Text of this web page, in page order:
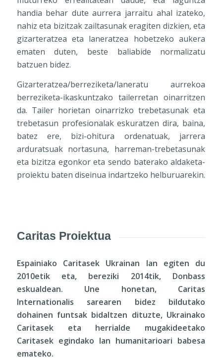
handia behar dute aurrera jarraitu ahal izateko,
nahiz eta bizitzak zailtasunak eragiten dizkien, eta
gizarteratzea eta laneratzea hobetzeko aukera
ematen duten, beste baliabide normalizatu
batzuen bidez.
Gizarteratzea/berreziketa/laneratu aurrekoa
berreziketa-ikaskuntzako tailerretan oinarritzen
da. Tailer horietan oinarrizko trebetasunak eta
trebetasun profesionalak eskuratzen dira, baina,
batez ere, bizi-ohitura ordenatuak, jarrera
arduratsuak nortasuna, harreman-trebetasunak
eta bizitza egonkor eta sendo baterako aldaketa-
proiektu baten diseinua indartzeko helburuarekin.
Caritas Proiektua
Espainiako Caritasek Ukrainan lan egiten du
2010etik eta, bereziki 2014tik, Donbass
eskualdean. Une honetan, Caritas
Internationalis sarearen bidez bildutako
dohainen funtsak bidaltzen dituzte, Ukrainako
Caritasek eta herrialde mugakideetako
Caritasek egindako lan humanitarioari babesa
emateko.